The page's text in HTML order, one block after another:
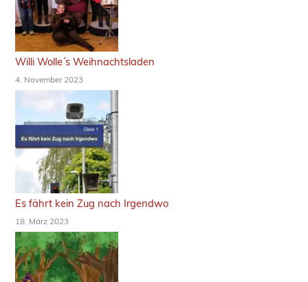
Willi Wolle´s Weihnachtsladen
4. November 2023
Es fährt kein Zug nach Irgendwo
18. März 2023